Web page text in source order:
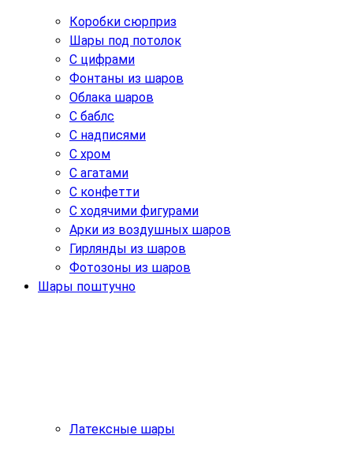
Коробки сюрприз
Шары под потолок
С цифрами
Фонтаны из шаров
Облака шаров
С баблс
С надписями
С хром
С агатами
С конфетти
С ходячими фигурами
Арки из воздушных шаров
Гирлянды из шаров
Фотозоны из шаров
Шары поштучно
Латексные шары